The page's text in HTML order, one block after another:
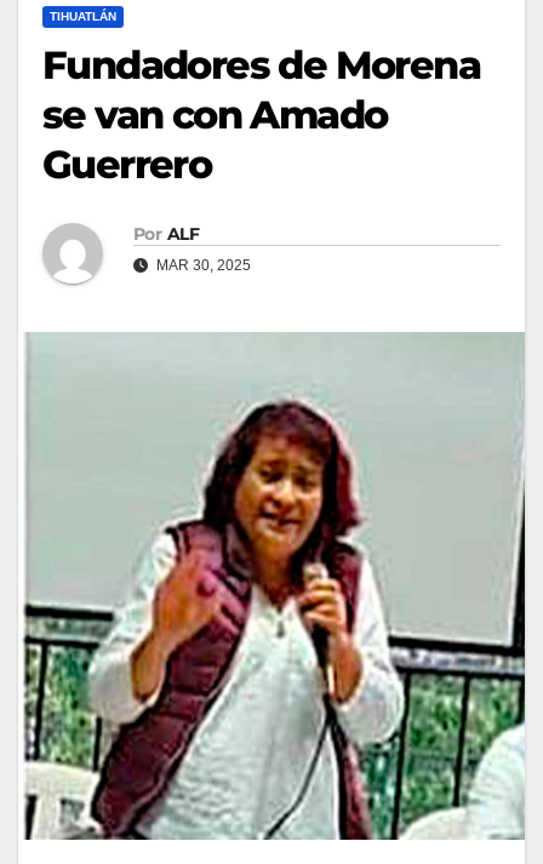
TIHUATLÁN
Fundadores de Morena
se van con Amado
Guerrero
Por ALF
MAR 30, 2025